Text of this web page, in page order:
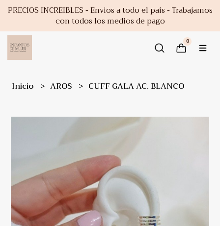
PRECIOS INCREIBLES - Envios a todo el pais - Trabajamos
con todos los medios de pago
0
Inicio AROS CUFF GALA AC. BLANCO